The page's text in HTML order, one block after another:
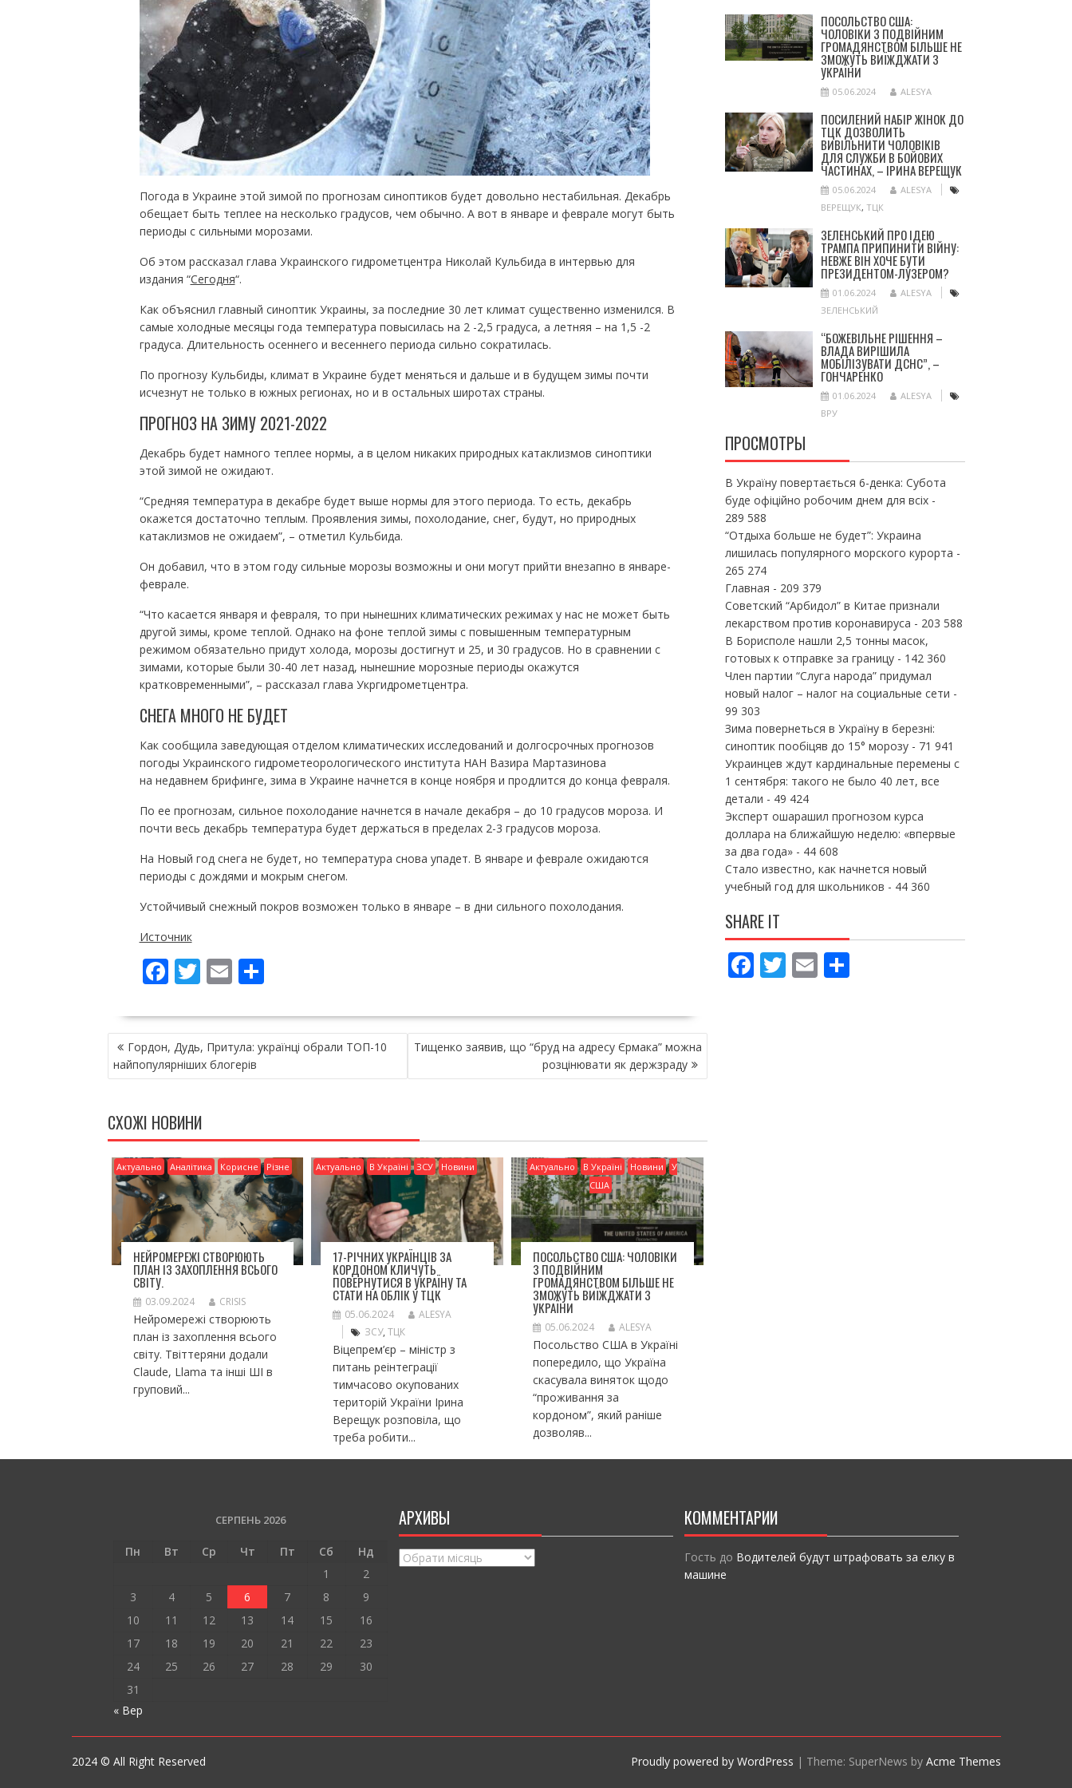
Погода в Украине этой зимой по прогнозам синоптиков будет довольно нестабильная. Декабрь
обещает быть теплее на несколько градусов, чем обычно. А вот в январе и феврале могут быть
периоды с сильными морозами.
Об этом рассказал глава Украинского гидрометцентра Николай Кульбида в интервью для
издания “Сегодня“.
Как объяснил главный синоптик Украины, за последние 30 лет климат существенно изменился. В
самые холодные месяцы года температура повысилась на 2 -2,5 градуса, а летняя – на 1,5 -2
градуса. Длительность осеннего и весеннего периода сильно сократилась.
По прогнозу Кульбиды, климат в Украине будет меняться и дальше и в будущем зимы почти
исчезнут не только в южных регионах, но и в остальных широтах страны.
ПРОГНОЗ НА ЗИМУ 2021-2022
Декабрь будет намного теплее нормы, а в целом никаких природных катаклизмов синоптики
этой зимой не ожидают.
“Средняя температура в декабре будет выше нормы для этого периода. То есть, декабрь
окажется достаточно теплым. Проявления зимы, похолодание, снег, будут, но природных
катаклизмов не ожидаем”, – отметил Кульбида.
Он добавил, что в этом году сильные морозы возможны и они могут прийти внезапно в январе-
феврале.
“Что касается января и февраля, то при нынешних климатических режимах у нас не может быть
другой зимы, кроме теплой. Однако на фоне теплой зимы с повышенным температурным
режимом обязательно придут холода, морозы достигнут и 25, и 30 градусов. Но в сравнении с
зимами, которые были 30-40 лет назад, нынешние морозные периоды окажутся
кратковременными”, – рассказал глава Укргидрометцентра.
СНЕГА МНОГО НЕ БУДЕТ
Как сообщила заведующая отделом климатических исследований и долгосрочных прогнозов
погоды Украинского гидрометеорологического института НАН Вазира Мартазинова
на недавнем брифинге, зима в Украине начнется в конце ноября и продлится до конца февраля.
По ее прогнозам, сильное похолодание начнется в начале декабря – до 10 градусов мороза. И
почти весь декабрь температура будет держаться в пределах 2-3 градусов мороза.
На Новый год снега не будет, но температура снова упадет. В январе и феврале ожидаются
периоды с дождями и мокрым снегом.
Устойчивый снежный покров возможен только в январе – в дни сильного похолодания.
Источник
F
e
b
o
k
T
itt
er
E
ai
l
П
ді
л
и
ся
НАВІГАЦІЯ
ЗАПИСІВ
Гордон, Дудь, Притула: українці обрали ТОП-10
найпопулярніших блогерів
Тищенко заявив, що “бруд на адресу Єрмака” можна
розцінювати як держзраду
СХОЖІ НОВИНИ
Актуально Аналітика Корисне Різне
НЕЙРОМЕРЕЖІ СТВОРЮЮТЬ
ПЛАН ІЗ ЗАХОПЛЕННЯ ВСЬОГО
СВІТУ.
03.09.2024 CRISIS
Нейромережі створюють
план із захоплення всього
світу. Твіттеряни додали
Claude, Llama та інші ШІ в
груповий...
Актуально В Україні ЗСУ Новини
17-РІЧНИХ УКРАЇНЦІВ ЗА
КОРДОНОМ КЛИЧУТЬ
ПОВЕРНУТИСЯ В УКРАЇНУ ТА
СТАТИ НА ОБЛІК У ТЦК
05.06.2024
ALESYA
ЗСУ,ТЦК
Віцепрем’єр – міністр з
питань реінтеграції
тимчасово окупованих
територій України Ірина
Верещук розповіла, що
треба робити...
Актуально В Україні Новини
У
США
ПОСОЛЬСТВО США: ЧОЛОВІКИ
З ПОДВІЙНИМ
ГРОМАДЯНСТВОМ БІЛЬШЕ НЕ
ЗМОЖУТЬ ВИЇЖДЖАТИ З
УКРАЇНИ
05.06.2024 ALESYA
Посольство США в Україні
попередило, що Україна
скасувала виняток щодо
“проживання за
кордоном”, який раніше
дозволяв...
ПОСОЛЬСТВО США:
ЧОЛОВІКИ З ПОДВІЙНИМ
ГРОМАДЯНСТВОМ БІЛЬШЕ НЕ
ЗМОЖУТЬ ВИЇЖДЖАТИ З
УКРАЇНИ
05.06.2024 ALESYA
ПОСИЛЕНИЙ НАБІР ЖІНОК ДО
ТЦК ДОЗВОЛИТЬ
ВИВІЛЬНИТИ ЧОЛОВІКІВ
ДЛЯ СЛУЖБИ В БОЙОВИХ
ЧАСТИНАХ, – ІРИНА ВЕРЕЩУК
05.06.2024
ALESYA
ВЕРЕЩУК, ТЦК
ЗЕЛЕНСЬКИЙ ПРО ІДЕЮ
ТРАМПА ПРИПИНИТИ ВІЙНУ:
НЕВЖЕ ВІН ХОЧЕ БУТИ
ПРЕЗИДЕНТОМ-ЛУЗЕРОМ?
01.06.2024
ALESYA
ЗЕЛЕНСЬКИЙ
“БОЖЕВІЛЬНЕ РІШЕННЯ –
ВЛАДА ВИРІШИЛА
МОБІЛІЗУВАТИ ДСНС”, –
ГОНЧАРЕНКО
01.06.2024
ALESYA
ВРУ
ПРОСМОТРЫ
В Україну повертається 6-денка: Субота
буде офіційно робочим днем для всіх-
289 588
“Отдыха больше не будет”: Украина
лишилась популярного морского курорта -
265 274
Главная - 209 379
Советский “Арбидол” в Китае признали
лекарством против коронавируса - 203 588
В Борисполе нашли 2,5 тонны масок,
готовых к отправке за границу- 142 360
Член партии “Слуга народа” придумал
новый налог – налог на социальные сети -
99 303
Зима повернеться в Україну в березні:
синоптик пообіцяв до 15° морозу- 71 941
Украинцев ждут кардинальные перемены с
1 сентября: такого не было 40 лет, все
детали - 49 424
Эксперт ошарашил прогнозом курса
доллара на ближайшую неделю: «впервые
за два года»- 44 608
Стало известно, как начнется новый
учебный год для школьников - 44 360
SHARE IT
F T E П
СЕРПЕНЬ 2026
Пн Вт Ср Чт Пт Сб
Нд
1
2
3
4 5 6 7 8
9
10
11 12 13 14 15
16
17
18 19 20 21 22
23
24
25 26 27 28 29
30
31
« Вер
АРХИВЫ
Архивы
КОММЕНТАРИИ
Гость до Водителей будут штрафовать за елку в
машине
2024 © All Right Reserved Proudly powered by WordPress | Theme: SuperNews by Acme Themes